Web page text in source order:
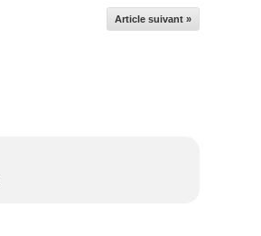
Article suivant »